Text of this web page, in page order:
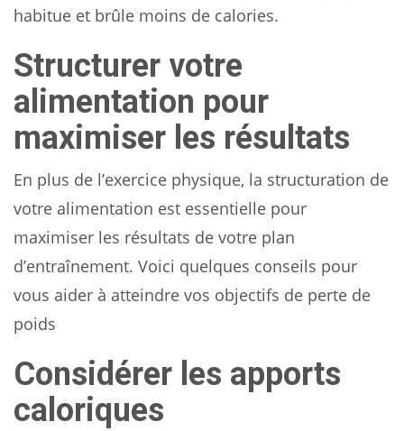
habitue et brûle moins de calories.
Structurer votre
alimentation pour
maximiser les résultats
En plus de l’exercice physique, la structuration de
votre alimentation est essentielle pour
maximiser les résultats de votre plan
d’entraînement. Voici quelques conseils pour
vous aider à atteindre vos objectifs de perte de
poids
Considérer les apports
caloriques